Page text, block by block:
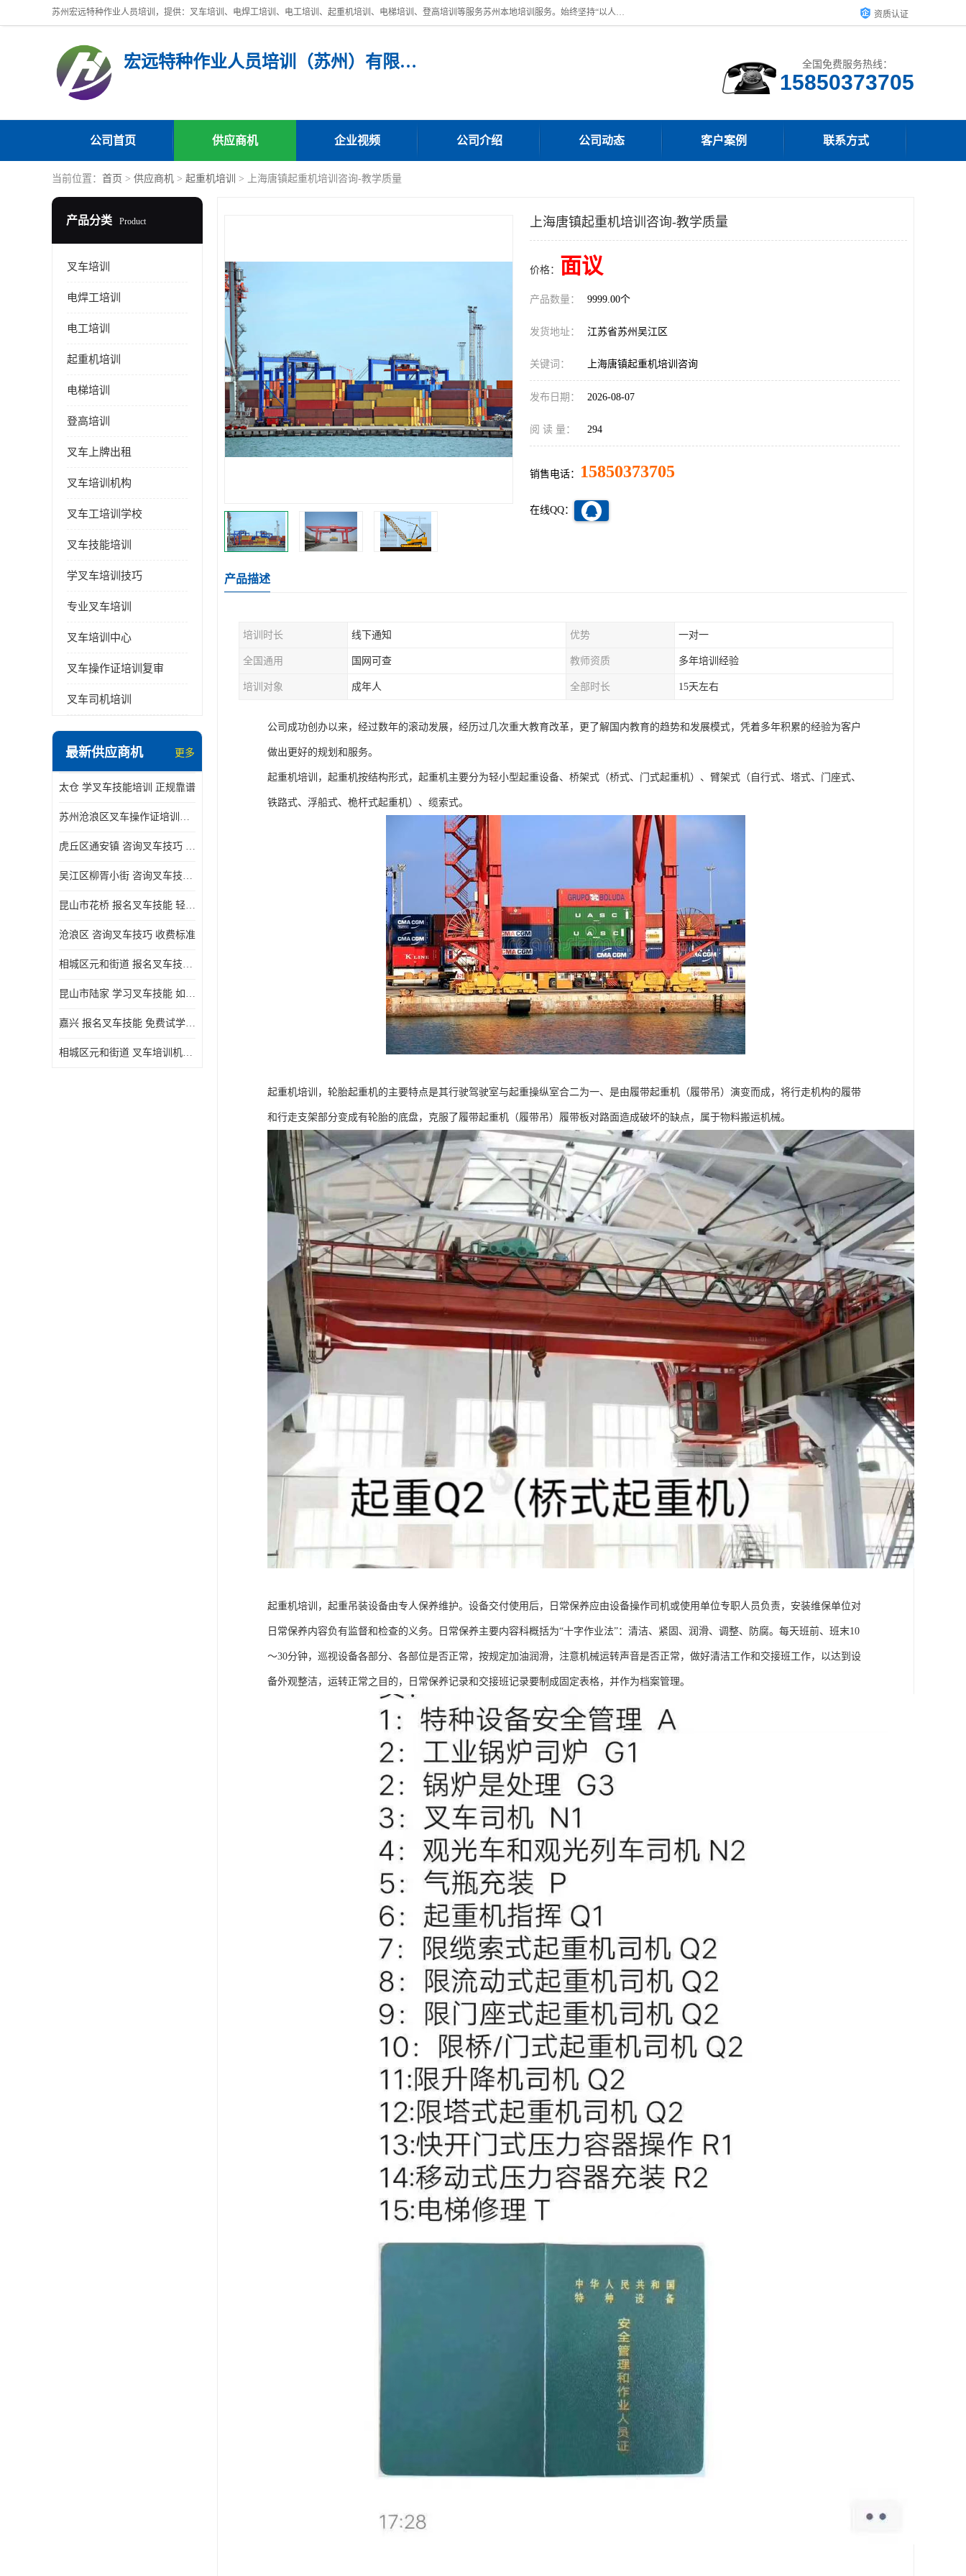
苏州宏远特种作业人员培训，提供：叉车培训、电焊工培训、电工培训、起重机培训、电梯培训、登高培训等服务苏州本地培训服务。始终坚持“以人为本，质量立校”的办学思想，以培养社会应用型人才为己任，明码收费，诚实守信，中途不收任何费用。随到随学，学会为止，一期未学会者免费再学，直到学会为止。 资质认证
宏远特种作业人员培训（苏州）有限公司 全国免费服务热线：
15850373705
公司首页 供应商机 企业视频 公司介绍 公司动态 客户案例 联系方式
当前位置： 首页 > 供应商机 > 起重机培训 > 上海唐镇起重机培训咨询-教学质量
产品分类 Product
叉车培训
电焊工培训
电工培训
起重机培训
电梯培训
登高培训
叉车上牌出租
叉车培训机构
叉车工培训学校
叉车技能培训
学叉车培训技巧
专业叉车培训
叉车培训中心
叉车操作证培训复审
叉车司机培训
最新供应商机 更多
太仓 学叉车技能培训 正规靠谱
苏州沧浪区叉车操作证培训已更新科目
虎丘区通安镇 咨询叉车技巧 新政策已公布
吴江区柳胥小街 咨询叉车技巧 附近那家正规
昆山市花桥 报名叉车技能 轻松试学无压力
沧浪区 咨询叉车技巧 收费标准
相城区元和街道 报名叉车技能 没有学历怎么办
昆山市陆家 学习叉车技能 如何选择很重要
嘉兴 报名叉车技能 免费试学联系电话
相城区元和街道 叉车培训机构 如何选择很重要
上海唐镇起重机培训咨询-教学质量
价格： 面议
产品数量： 9999.00个
发货地址： 江苏省苏州吴江区
关键词： 上海唐镇起重机培训咨询
发布日期： 2026-08-07
阅 读 量： 294
销售电话： 15850373705
在线QQ：
产品描述
培训时长 线下通知 优势 一对一
全国通用 国网可查 教师资质 多年培训经验
培训对象 成年人 全部时长 15天左右
公司成功创办以来，经过数年的滚动发展，经历过几次重大教育改革，更了解国内教育的趋势和发展模式，凭着多年积累的经验为客户
做出更好的规划和服务。
起重机培训，起重机按结构形式，起重机主要分为轻小型起重设备、桥架式（桥式、门式起重机）、臂架式（自行式、塔式、门座式、
铁路式、浮船式、桅杆式起重机）、缆索式。
起重机培训，轮胎起重机的主要特点是其行驶驾驶室与起重操纵室合二为一、是由履带起重机（履带吊）演变而成，将行走机构的履带
和行走支架部分变成有轮胎的底盘，克服了履带起重机（履带吊）履带板对路面造成破坏的缺点，属于物料搬运机械。
起重机培训，起重吊装设备由专人保养维护。设备交付使用后，日常保养应由设备操作司机或使用单位专职人员负责，安装维保单位对
日常保养内容负有监督和检查的义务。日常保养主要内容科概括为“十字作业法”：清洁、紧固、润滑、调整、防腐。每天班前、班末10
～30分钟，巡视设备各部分、各部位是否正常，按规定加油润滑，注意机械运转声音是否正常，做好清洁工作和交接班工作，以达到设
备外观整洁，运转正常之目的，日常保养记录和交接班记录要制成固定表格，并作为档案管理。